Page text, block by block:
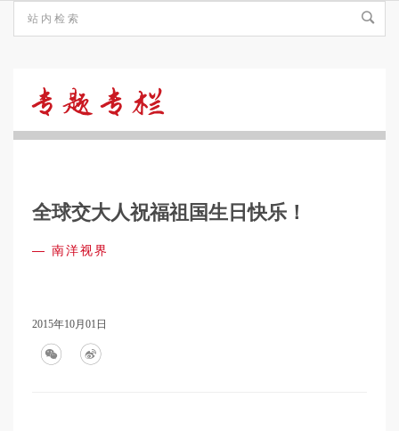
视
全球交大人祝福祖国生日快乐！
— 南洋视界
2015年10月01日